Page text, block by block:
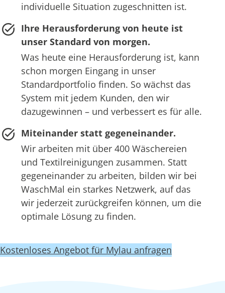
individuelle Situation zugeschnitten ist.
Ihre Herausforderung von heute ist
unser Standard von morgen.
Was heute eine Herausforderung ist, kann
schon morgen Eingang in unser
Standardportfolio finden. So wächst das
System mit jedem Kunden, den wir
dazugewinnen – und verbessert es für alle.
Miteinander statt gegeneinander.
Wir arbeiten mit über 400 Wäschereien
und Textilreinigungen zusammen. Statt
gegeneinander zu arbeiten, bilden wir bei
WaschMal ein starkes Netzwerk, auf das
wir jederzeit zurückgreifen können, um die
optimale Lösung zu finden.
Kostenloses Angebot für Mylau anfragen